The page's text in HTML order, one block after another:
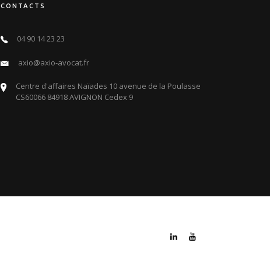
CONTACTS
04 90 14 23 23
axio@axio-avocat.fr
Centre d'affaires Naïades 10 avenue de la Poulasse
CS60066 84918 AVIGNON Cedex 9